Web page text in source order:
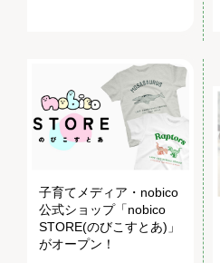
子育てメディア・nobico
公式ショップ「nobico
STORE(のびこすとあ)」
がオープン！